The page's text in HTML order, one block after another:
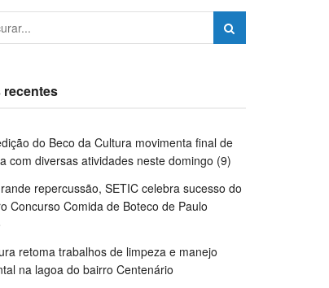
recentes
do Beco da Cultura movimenta final de
com diversas atividades neste domingo (9)
repercussão, SETIC celebra sucesso do
Concurso Comida de Boteco de Paulo
retoma trabalhos de limpeza e manejo
na lagoa do bairro Centenário